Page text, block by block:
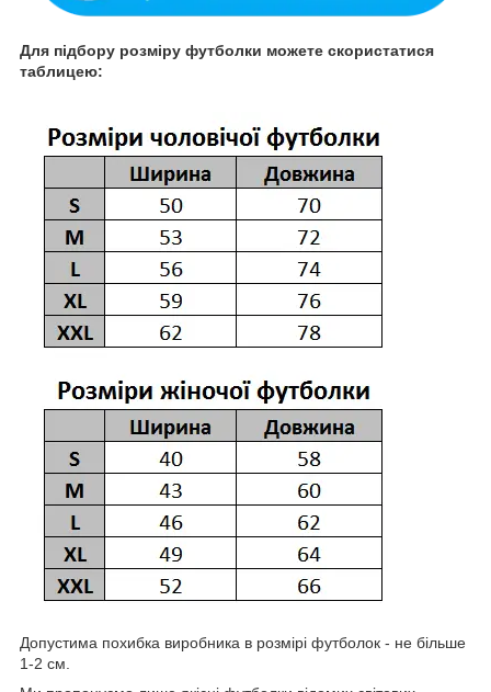
Для підбору розміру футболки можете скористатися
таблицею:
Допустима похибка виробника в розмірі футболок - не більше
1-2 см.